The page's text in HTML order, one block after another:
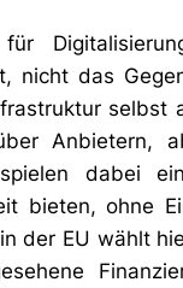
nicht das
Anbietern,
spielen dabei
bieten, ohne
der EU wählt